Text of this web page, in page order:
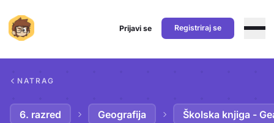
Prijavi se Registriraj se
NATRAG
6. razred Geografija Školska knjiga -